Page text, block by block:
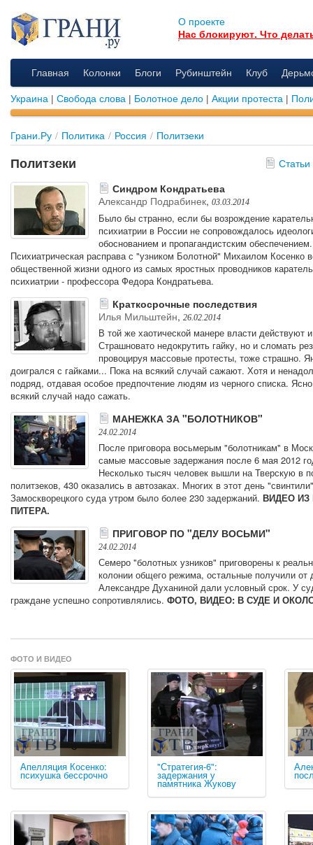
О проекте
Нас блокируют. Что
Главная Колонки Блоги Рубинштейн Клуб
Украина | Свобода слова | Болотное дело | Акции протеста |
Грани.Ру / Политика / Россия / Политзеки
Статьи
Политзеки
Синдром Кондратьева
Александр Подрабинек, 03.03.2014
Было бы странно, если бы возрождение
психиатрии в России не сопровождалось
обоснованием и пропагандистским обеспечением.
Психиатрическая расправа с "узником Болотной" Михаилом Косенко
общественной жизни одного из самых яростных проводников
психиатрии - профессора Федора Кондратьева.
Краткосрочные последствия
Илья Мильштейн, 26.02.2014
В той же хаотической манере власти действуют
Страшновато недокрутить гайку, но и сломать
провоцируя массовые протесты, тоже страшно.
доигрался с гайками... Пока на всякий случай сажают. Хотя и
подряд, отдавая особое предпочтение людям из черного списка.
всякий случай надо сажать.
МАНЕЖКА ЗА "БОЛОТНИКОВ"
24.02.2014
После приговора восьмерым "болотникам" в
самые массовые задержания после 6 мая 2012
Несколько тысяч человек вышли на Тверскую в
политзеков, 430 оказались в автозаках. Многих в этот день
Замоскворецкого суда утром было более 230 задержаний. ВИДЕО
ПИТЕРА.
ПРИГОВОР ПО "ДЕЛУ ВОСЬМИ"
24.02.2014
Семеро "болотных узников" приговорены к
колонии общего режима, остальные получили от
Александре Духаниной дали условный срок. У
граждане успешно сопротивлялись. ФОТО, ВИДЕО: В СУДЕ И
ФОТО И ВИДЕО
Апелляция Косенко:
психушка бессрочно
"Стратегия-6":
задержания у
памятника Жукову